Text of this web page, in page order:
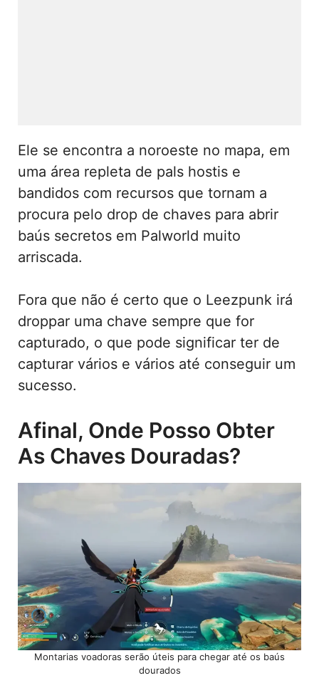
Ele se encontra a noroeste no mapa, em
uma área repleta de pals hostis e
bandidos com recursos que tornam a
procura pelo drop de chaves para abrir
baús secretos em Palworld muito
arriscada.
Fora que não é certo que o Leezpunk irá
droppar uma chave sempre que for
capturado, o que pode significar ter de
capturar vários e vários até conseguir um
sucesso.
Afinal, Onde Posso Obter
As Chaves Douradas?
Montarias voadoras serão úteis para chegar até os baús
dourados